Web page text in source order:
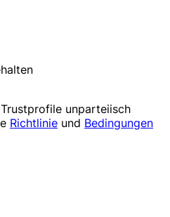
Trustprofile unparteiisch
Richtlinie und Bedingungen